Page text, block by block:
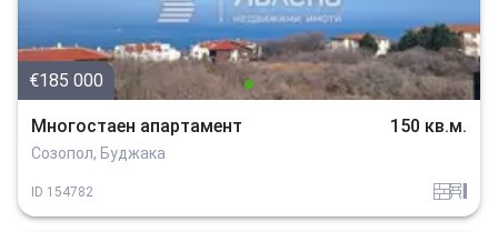
€185 000
Многостаен апартамент 150 кв.м.
Созопол, Буджака
ID 154782 tuhlaobzavejdne_4